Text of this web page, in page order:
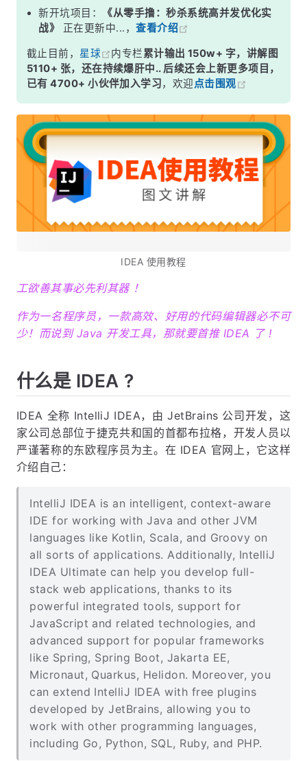
第八章：IDEA 快捷键
第九章：IDEA 常用配置
第十章：IDEA 常见问题汇总
新开坑项目：
《从零手撸：秒杀系统高并发优化实
战》
正在更新中...，查看介绍
截止目前， 星球 内专栏累计输出 150w+ 字，讲解图
5110+ 张，还在持续爆肝中.. 后续还会上新更多项目，
已有 4700+ 小伙伴加入学习，欢迎点击围观
IDEA 使用教程
工欲善其事必先利其器 ！
作为一名程序员，一款高效、好用的代码编辑器必不可
少！而说到 Java 开发工具，那就要首推 IDEA 了 !
什么是 IDEA ?
IDEA 全称 IntelliJ IDEA，由 JetBrains 公司开发，这
家公司总部位于捷克共和国的首都布拉格，开发人员以
严谨著称的东欧程序员为主。在 IDEA 官网上，它这样
介绍自己：
IntelliJ IDEA is an intelligent, context-aware
IDE for working with Java and other JVM
languages like Kotlin, Scala, and Groovy on
all sorts of applications. Additionally, IntelliJ
IDEA Ultimate can help you develop full-
stack web applications, thanks to its
powerful integrated tools, support for
JavaScript and related technologies, and
advanced support for popular frameworks
like Spring, Spring Boot, Jakarta EE,
Micronaut, Quarkus, Helidon. Moreover, you
can extend IntelliJ IDEA with free plugins
developed by JetBrains, allowing you to
work with other programming languages,
including Go, Python, SQL, Ruby, and PHP.